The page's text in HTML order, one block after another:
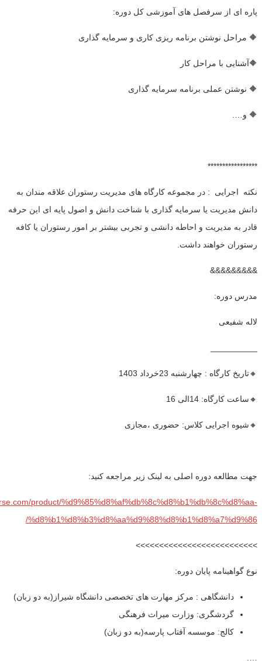
پاره ای از سرفصل های آموزشی کل دوره:
🔶 مراحل نوشتن برنامه ریزی کاری و سرمایه گذاری
🔶آشنایی با مراحل کار
🔶 نوشتن عملی برنامه سرمایه گذاری
🔶 و….
*****************
نکته اجرایی : در مجموعه کارگاه های مدیریت رستوران علاقه مندان به
دانش مدیریت یا سرمایه گذاری با شناخت دانش و اصول پایه ای این حرفه
قادر به مدیریت و احاطه دانشی و تجربی بیشتر بر امور رستوران یا کافه
رستوران خواهند داشت.
&&&&&&&&&
مدرس دوره:
لاله شفیعی
🔸تاریخ کارگاه : چهارشنبه 23خرداد 1403
🔸ساعت کارگاه: 14الی 16
🔸شیوه اجرایی کلاس: حضوری ،مجازی
جهت مطالعه دوره اصلی به لینک زیر مراجعه کنید:
product/%d9%85%d8%af%db%8c%d8%b1%db%8c%d8%aa-
%d8%b1%d8%b3%d8%aa%d9%88%d8%b1%d8%a7%d9%86/
>>>>>>>>>>>>>>>>>>>>>>>>>>
نوع گواهینامه پایان دوره:
دانشگاهی : مرکز مهارت های تخصصی دانشگاه شیراز(به دو زبان)
گردشگری: وزارت میراث فرهنگی
کالج: موسسه آفتاب پارسه(به دو زبان)